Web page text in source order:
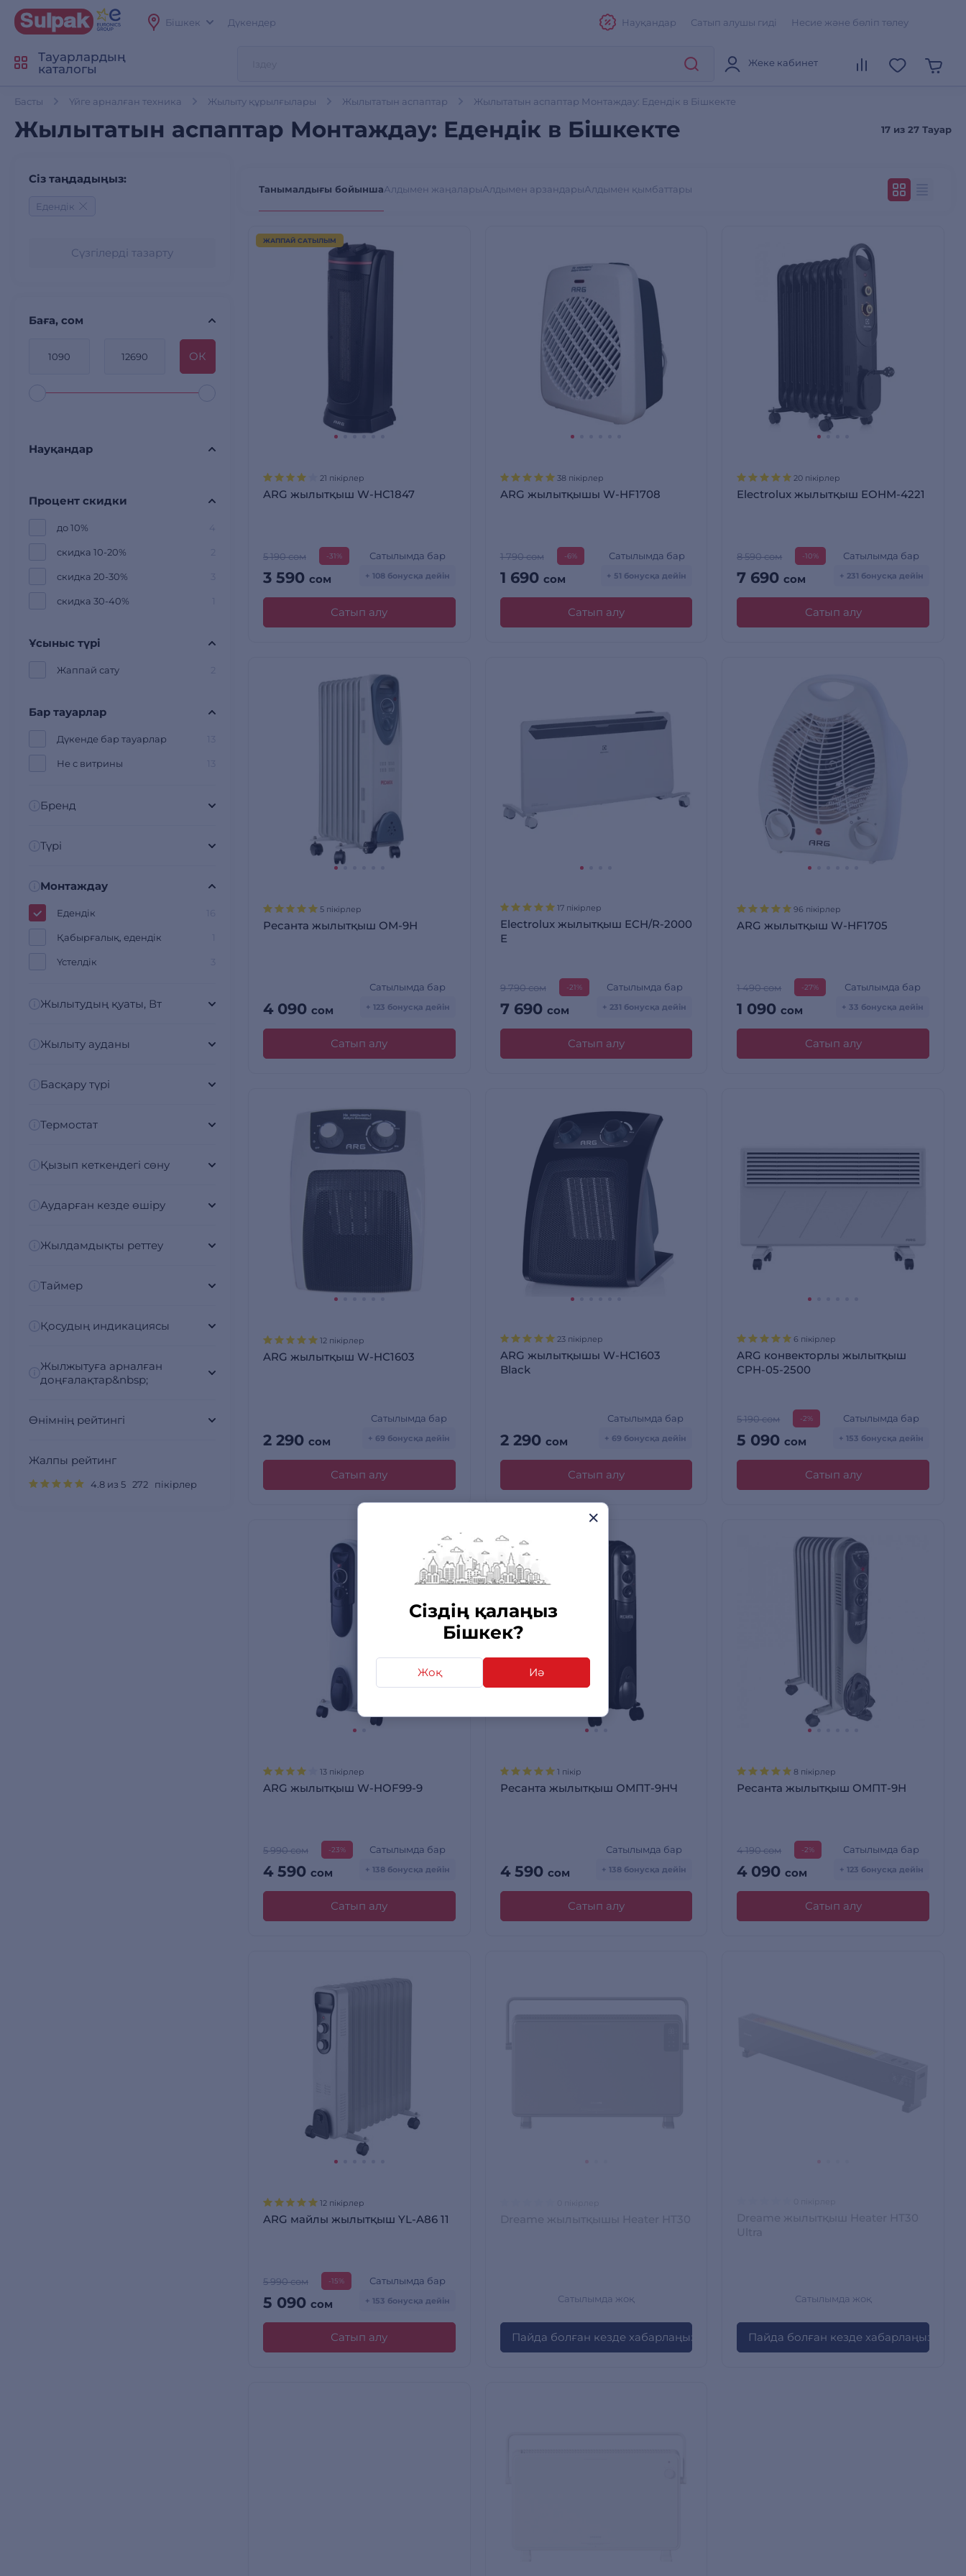
Сіздің қалаңыз
Бішкек?
Жоқ Иә
Бішкек Дүкендер Науқандар Сатып алушы гиді Несие және бөліп төлеу
Тауарлардың
каталогы
Жеке кабинет
Басты Үйге арналған техника Жылыту құрылғылары Жылытатын аспаптар Жылытатын аспаптар Монтаждау: Едендік в Бішкекте
Жылытатын аспаптар Монтаждау: Едендік в Бішкекте 17 из 27 Тауар
Сіз таңдадыңыз:
Едендік
Сүзгілерді тазарту
Баға, сом
OК
Науқандар
Процент скидки
до 10%
скидка 10-20%
скидка 20-30%
скидка 30-40%
Ұсыныс түрі
Жаппай сату
Бар тауарлар
Дүкенде бар тауарлар
Не с витрины
Бренд
Түрі
Монтаждау
Едендік
Қабырғалық, едендік
Үстелдік
Жылытудың қуаты, Вт
Жылыту ауданы
Басқару түрі
Термостат
Қызып кеткендегі сөну
Аударған кезде өшіру
Жылдамдықты реттеу
Таймер
Қосудың индикациясы
Жылжытуға арналған
доңғалақтар&nbsp;
Өнімнің рейтингі
Жалпы рейтинг
4.8 из 5 272 пікірлер
Танымалдығы бойыншаАлдымен жаңаларыАлдымен арзандарыАлдымен қымбаттары
ЖАППАЙ САТЫЛЫМ
21 пікірлер
ARG жылытқыш W-HC1847
5 190 сом -31%
3 590 сом
Сатылымда бар
+ 108 бонусқа дейін
Сатып алу
38 пікірлер
ARG жылытқышы W-HF1708
1 790 сом -6%
1 690 сом
Сатылымда бар
+ 51 бонусқа дейін
Сатып алу
20 пікірлер
Electrolux жылытқыш EOHM-4221
8 590 сом -10%
7 690сом
Сатылымда бар
+ 231 бонусқа дейін
Сатып алу
5 пікірлер
Ресанта жылытқыш ОМ-9Н
4 090 сом
Сатылымда бар
+ 123 бонусқа дейін
Сатып алу
17 пікірлер
Electrolux жылытқыш ECH/R-2000
E
9 790 сом -21%
7 690 сом
Сатылымда бар
+ 231 бонусқа дейін
Сатып алу
96 пікірлер
ARG жылытқыш W-HF1705
1 490 сом -27%
1 090сом
Сатылымда бар
+ 33 бонусқа дейін
Сатып алу
12 пікірлер
ARG жылытқыш W-HC1603
2 290 сом
Сатылымда бар
+ 69 бонусқа дейін
Сатып алу
23 пікірлер
ARG жылытқышы W-HC1603
Black
2 290 сом
Сатылымда бар
+ 69 бонусқа дейін
Сатып алу
6 пікірлер
ARG конвекторлы жылытқыш
CPH-05-2500
5 190 сом -2%
5 090сом
Сатылымда бар
+ 153 бонусқа дейін
Сатып алу
13 пікірлер
ARG жылытқыш W-HOF99-9
5 990 сом -23%
4 590 сом
Сатылымда бар
+ 138 бонусқа дейін
Сатып алу
ЖАППАЙ САТЫЛЫМ
1 пікір
Ресанта жылытқыш ОМПТ-9НЧ
4 590 сом
Сатылымда бар
+ 138 бонусқа дейін
Сатып алу
8 пікірлер
Ресанта жылытқыш ОМПТ-9Н
4 190 сом -2%
4 090сом
Сатылымда бар
+ 123 бонусқа дейін
Сатып алу
12 пікірлер
ARG майлы жылытқыш YL-A86 11
5 990 сом -15%
5 090 сом
Сатылымда бар
+ 153 бонусқа дейін
Сатып алу
Сатылымда жоқ
Пайда болған кезде хабарлаңыз
Сатылымда жоқ
Пайда болған кезде хабарлаңыз